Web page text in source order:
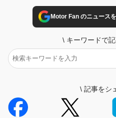
Motor Fan のニュース
\ キーワードで
\ 記事をシ